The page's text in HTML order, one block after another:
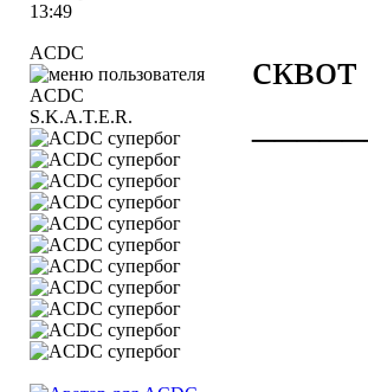
13:49
ACDC
S.K.A.T.E.R.
сквот